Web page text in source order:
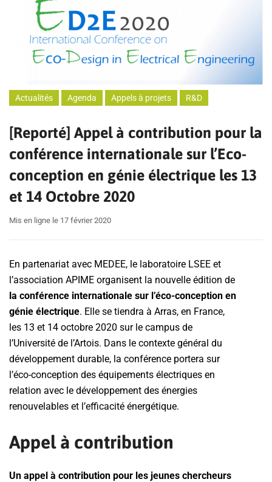
Actualités Agenda Appels à projets R&D
[Reporté] Appel à contribution pour la
conférence internationale sur l’Eco-
conception en génie électrique les 13
et 14 Octobre 2020
Mis en ligne le 17 février 2020
En partenariat avec MEDEE, le laboratoire LSEE et
l’association APIME organisent la nouvelle édition de
la conférence internationale sur l’éco-conception en
génie électrique. Elle se tiendra à Arras, en France,
les 13 et 14 octobre 2020 sur le campus de
l’Université de l’Artois. Dans le contexte général du
développement durable, la conférence portera sur
l’éco-conception des équipements électriques en
relation avec le développement des énergies
renouvelables et l’efficacité énergétique.
Appel à contribution
Un appel à contribution pour les jeunes chercheurs